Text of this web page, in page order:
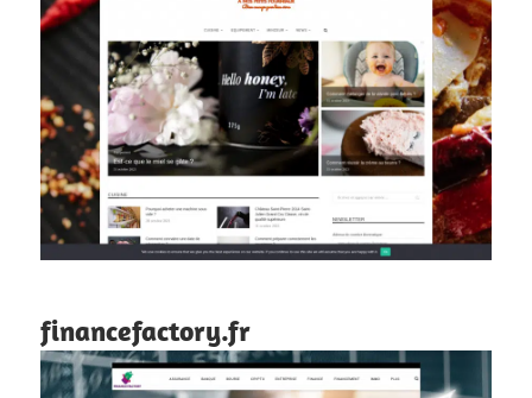
financefactory.fr